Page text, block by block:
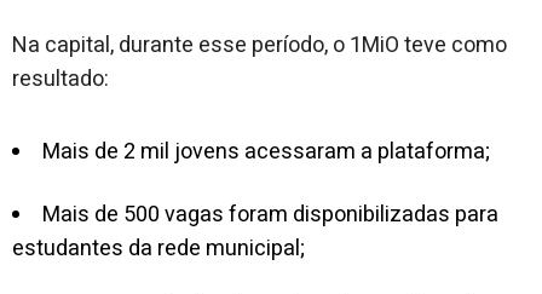
Na capital, durante esse período, o 1MiO teve como
resultado:
Mais de 2 mil jovens acessaram a plataforma;
Mais de 500 vagas foram disponibilizadas para
estudantes da rede municipal;